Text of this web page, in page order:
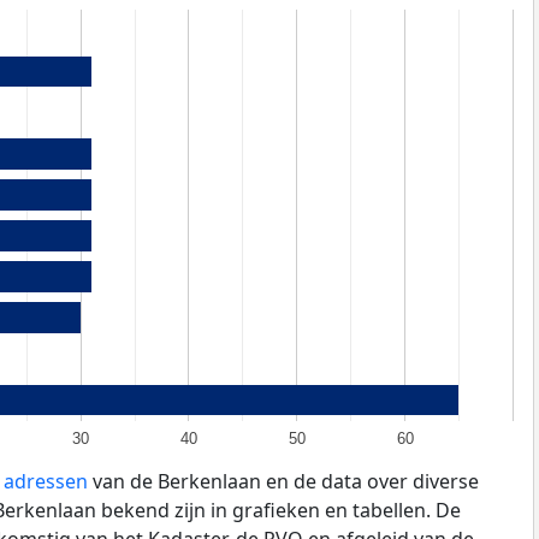
30 40 50 60
van de Berkenlaan en de data over diverse
bekend zijn in grafieken en tabellen. De